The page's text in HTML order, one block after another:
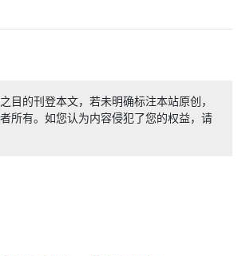
目的刊登本文，若未明确标注本站原创，
所有。如您认为内容侵犯了您的权益，请